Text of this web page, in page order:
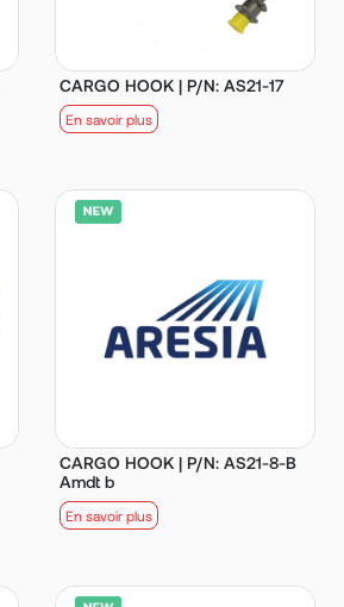
CARGO HOOK | P/N: AS21-17
En savoir plus
CARGO HOOK | P/N: AS21-8-B
Amdt b
En savoir plus